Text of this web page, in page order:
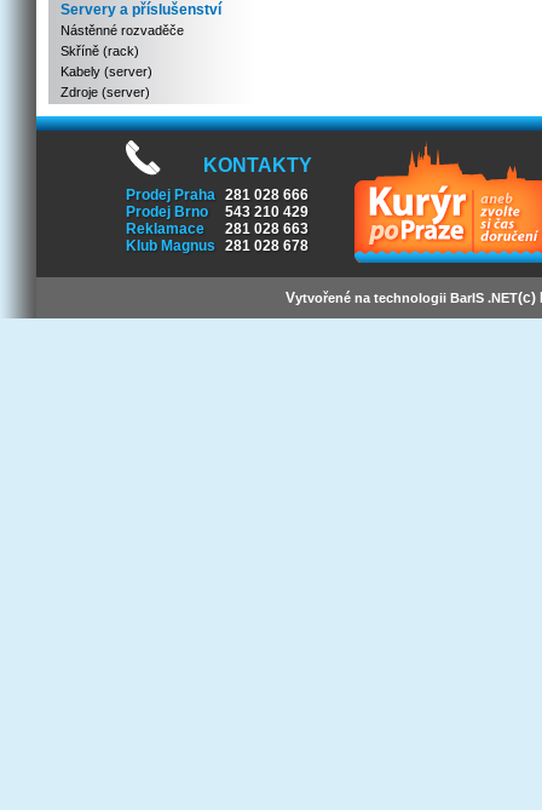
Servery a příslušenství
Nástěnné rozvaděče
Skříně (rack)
Kabely (server)
Zdroje (server)
KONTAKTY
Prodej Praha 281 028 666
Prodej Brno
543 210 429
Reklamace
281 028 663
Klub Magnus
281 028 678
Vytvořené na technologii BarIS .NET(c)